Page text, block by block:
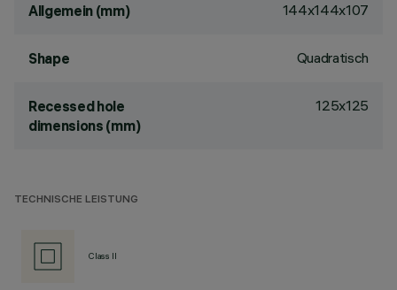
Allgemein (mm) 144x144x107
Shape Quadratisch
Recessed hole
dimensions (mm)
125x125
TECHNISCHE LEISTUNG
Class II